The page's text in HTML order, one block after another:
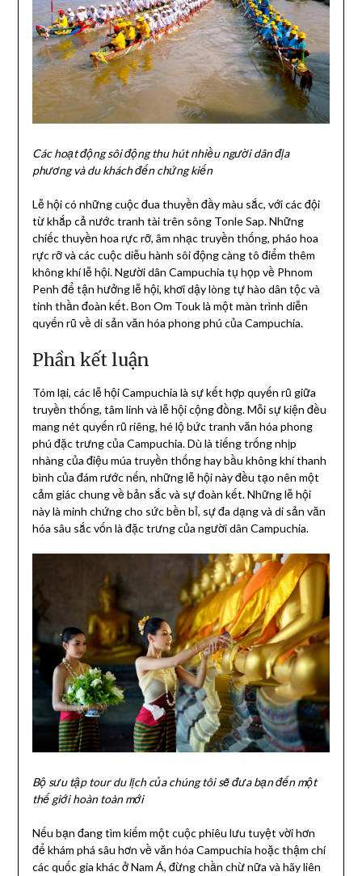
Các hoạt động sôi động thu hút nhiều người dân địa
phương và du khách đến chứng kiến
Lễ hội có những cuộc đua thuyền đầy màu sắc, với các đội
từ khắp cả nước tranh tài trên sông Tonle Sap. Những
chiếc thuyền hoa rực rỡ, âm nhạc truyền thống, pháo hoa
rực rỡ và các cuộc diễu hành sôi động càng tô điểm thêm
không khí lễ hội. Người dân Campuchia tụ họp về Phnom
Penh để tận hưởng lễ hội, khơi dậy lòng tự hào dân tộc và
tinh thần đoàn kết. Bon Om Touk là một màn trình diễn
quyến rũ về di sản văn hóa phong phú của Campuchia.
Phần kết luận
Tóm lại, các lễ hội Campuchia là sự kết hợp quyến rũ giữa
truyền thống, tâm linh và lễ hội cộng đồng. Mỗi sự kiện đều
mang nét quyến rũ riêng, hé lộ bức tranh văn hóa phong
phú đặc trưng của Campuchia. Dù là tiếng trống nhịp
nhàng của điệu múa truyền thống hay bầu không khí thanh
bình của đám rước nến, những lễ hội này đều tạo nên một
cảm giác chung về bản sắc và sự đoàn kết. Những lễ hội
này là minh chứng cho sức bền bỉ, sự đa dạng và di sản văn
hóa sâu sắc vốn là đặc trưng của người dân Campuchia.
Bộ sưu tập tour du lịch của chúng tôi sẽ đưa bạn đến một
thế giới hoàn toàn mới
Nếu bạn đang tìm kiếm một cuộc phiêu lưu tuyệt vời hơn
để khám phá sâu hơn về văn hóa Campuchia hoặc thậm chí
các quốc gia khác ở Nam Á, đừng chần chừ nữa và hãy liên